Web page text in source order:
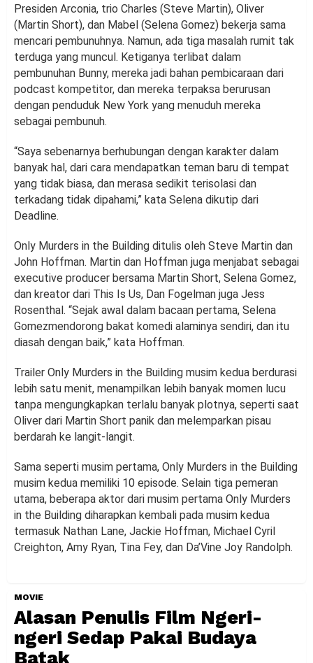
Presiden Arconia, trio Charles (Steve Martin), Oliver
(Martin Short), dan Mabel (Selena Gomez) bekerja sama
mencari pembunuhnya. Namun, ada tiga masalah rumit tak
terduga yang muncul. Ketiganya terlibat dalam
pembunuhan Bunny, mereka jadi bahan pembicaraan dari
podcast kompetitor, dan mereka terpaksa berurusan
dengan penduduk New York yang menuduh mereka
sebagai pembunuh.
“Saya sebenarnya berhubungan dengan karakter dalam
banyak hal, dari cara mendapatkan teman baru di tempat
yang tidak biasa, dan merasa sedikit terisolasi dan
terkadang tidak dipahami,” kata Selena dikutip dari
Deadline.
Only Murders in the Building ditulis oleh Steve Martin dan
John Hoffman. Martin dan Hoffman juga menjabat sebagai
executive producer bersama Martin Short, Selena Gomez,
dan kreator dari This Is Us, Dan Fogelman juga Jess
Rosenthal. “Sejak awal dalam bacaan pertama, Selena
Gomezmendorong bakat komedi alaminya sendiri, dan itu
diasah dengan baik,” kata Hoffman.
Trailer Only Murders in the Building musim kedua berdurasi
lebih satu menit, menampilkan lebih banyak momen lucu
tanpa mengungkapkan terlalu banyak plotnya, seperti saat
Oliver dari Martin Short panik dan melemparkan pisau
berdarah ke langit-langit.
Sama seperti musim pertama, Only Murders in the Building
musim kedua memiliki 10 episode. Selain tiga pemeran
utama, beberapa aktor dari musim pertama Only Murders
in the Building diharapkan kembali pada musim kedua
termasuk Nathan Lane, Jackie Hoffman, Michael Cyril
Creighton, Amy Ryan, Tina Fey, dan Da’Vine Joy Randolph.
MOVIE
Alasan Penulis Film Ngeri-
ngeri Sedap Pakai Budaya
Batak